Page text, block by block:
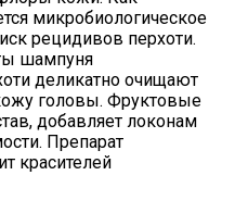
микробиологическое
рецидивов перхоти.
шампуня
деликатно очищают
головы. Фруктовые
добавляет локонам
Препарат
красителей